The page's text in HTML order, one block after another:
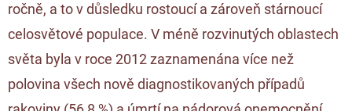
ročně, a to v důsledku rostoucí a zároveň stárnoucí
celosvětové populace. V méně rozvinutých oblastech
světa byla v roce 2012 zaznamenána více než
polovina všech nově diagnostikovaných případů